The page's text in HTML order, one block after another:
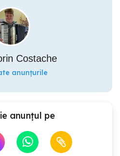
Costache
anunțurile
anunțul pe